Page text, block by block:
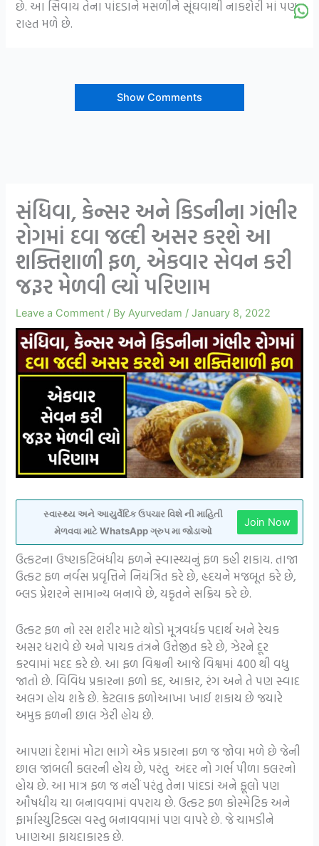
છે. આ સિવાય તેના પાંદડાને મસળીને સૂંઘવાથી નાકશેરી માં પણ
રાહત મળે છે.
Show Comments
સંધિવા, કેન્સર અને કિડનીના ગંભીર
રોગમાં દવા જલ્દી અસર કરશે આ
શક્તિશાળી ફળ, એકવાર સેવન કરી
જરૂર મેળવી લ્યો પરિણામ
Leave a Comment / ByAyurvedam /January 8, 2022
સ્વાસ્થ્ય અને આયુર્વેદિક ઉપચાર વિશે ની માહિતી
મેળવવા માટે WhatsApp ગ્રુપ મા જોડાઓ
Join Now
ઉત્કટના ઉષ્ણકટિબંધીય ફળને સ્વાસ્થ્યનું ફળ કહી શકાય. તાજા
ઉત્કટ ફળ નર્વસ પ્રવૃત્તિને નિયંત્રિત કરે છે, હૃદયને મજબૂત કરે છે,
બ્લડ પ્રેશરને સામાન્ય બનાવે છે, યકૃતને સક્રિય કરે છે.
ઉત્કટ ફળ નો રસ શરીર માટે થોડો મૂત્રવર્ધક પદાર્થ અને રેચક
અસર ધરાવે છે અને પાચક તંત્રને ઉત્તેજીત કરે છે, ઝેરને દૂર
કરવામાં મદદ કરે છે. આ ફળ વિશ્વની આજે વિશ્વમાં 400 થી વધુ
જાતો છે. વિવિધ પ્રકારના ફળો કદ, આકાર, રંગ અને તે પણ સ્વાદ
અલગ હોય શકે છે. કેટલાક ફળોઆખા ખાઈ શકાય છે જયારે
અમુક ફળની છાલ ઝેરી હોય છે.
આપણાં દેશમાં મોટા ભાગે એક પ્રકારના ફળ જ જોવા મળે છે જેની
છાલ જાંબલી કલરની હોય છે, પરંતુ અંદર નો ગર્ભ પીળા કલરનો
હોય છે. આ માત્ર ફળ જ નહીં પરંતુ તેના પાંદડાં અને ફૂલો પણ
ઔષધીય ચા બનાવવામાં વપરાય છે. ઉત્કટ ફળ કોસ્મેટિક અને
ફાર્માસ્યુટિકલ્સ વસ્તુ બનાવવામાં પણ વાપરે છે. જે ચામડીને
ખાણઆ ફાયદાકારક છે.